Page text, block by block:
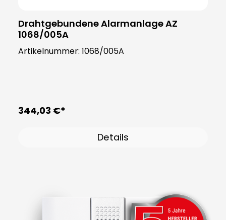
Drahtgebundene Alarmanlage AZ
1068/005A
Artikelnummer: 1068/005A
344,03 €*
Details